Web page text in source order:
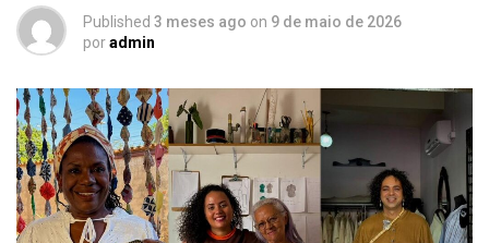
Published 3 meses ago on 9 de maio de 2026
poradmin